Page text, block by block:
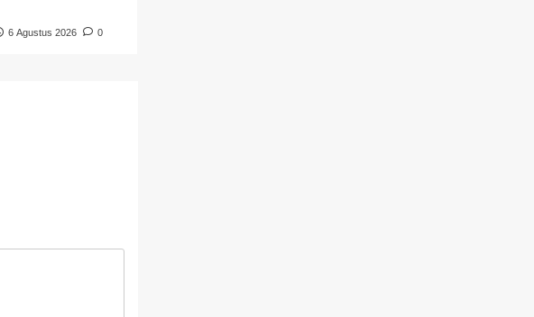
6 Agustus 2026 0